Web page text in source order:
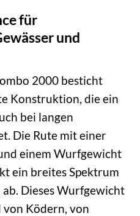
für
und
2000 besticht
Konstruktion, die ein
bei langen
Die Rute mit einer
einem Wurfgewicht
ein breites Spektrum
Dieses Wurfgewicht
Ködern, von